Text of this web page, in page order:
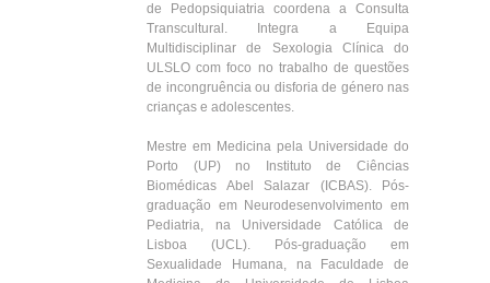
de Pedopsiquiatria coordena a Consulta
Transcultural. Integra a Equipa
Multidisciplinar de Sexologia Clínica do
ULSLO com foco no trabalho de questões
de incongruência ou disforia de género nas
crianças e adolescentes.
Mestre em Medicina pela Universidade do
Porto (UP) no Instituto de Ciências
Biomédicas Abel Salazar (ICBAS). Pós-
graduação em Neurodesenvolvimento em
Pediatria, na Universidade Católica de
Lisboa (UCL). Pós-graduação em
Sexualidade Humana, na Faculdade de